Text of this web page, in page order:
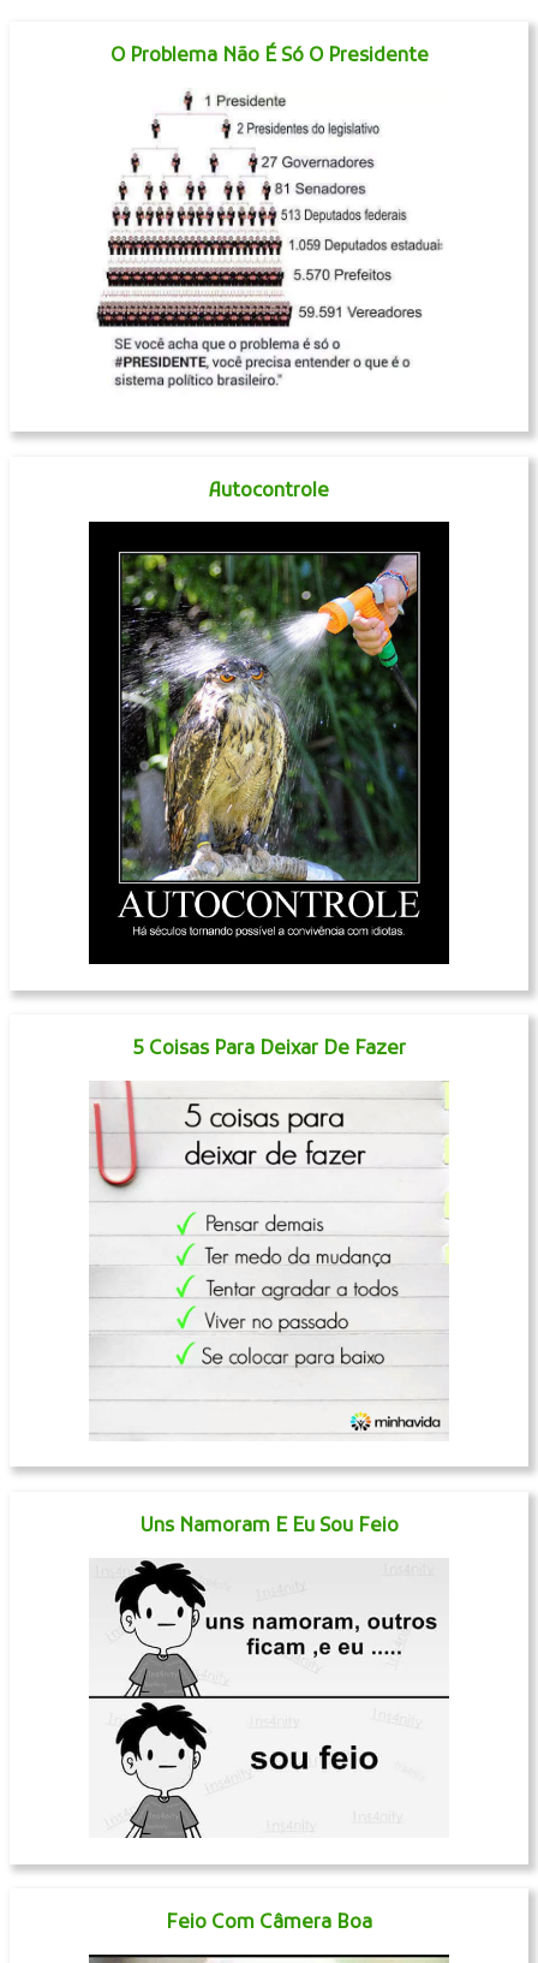
O Problema Não É Só O Presidente
Autocontrole
5 Coisas Para Deixar De Fazer
Uns Namoram E Eu Sou Feio
Feio Com Câmera Boa